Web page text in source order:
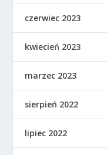
czerwiec 2023
kwiecień 2023
marzec 2023
sierpień 2022
lipiec 2022